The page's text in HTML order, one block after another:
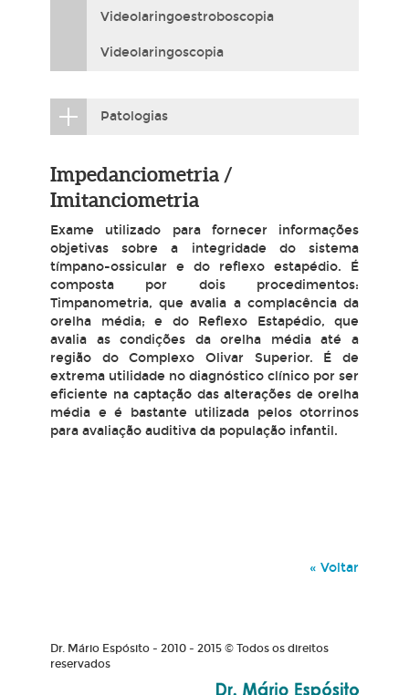
Videolaringoestroboscopia
Videolaringoscopia
Patologias
Impedanciometria /
Imitanciometria
Exame utilizado para fornecer informações
objetivas sobre a integridade do sistema
tímpano-ossicular e do reflexo estapédio. É
composta por dois procedimentos:
Timpanometria, que avalia a complacência da
orelha média; e do Reflexo Estapédio, que
avalia as condições da orelha média até a
região do Complexo Olivar Superior. É de
extrema utilidade no diagnóstico clínico por ser
eficiente na captação das alterações de orelha
média e é bastante utilizada pelos otorrinos
para avaliação auditiva da população infantil.
« Voltar
Dr. Mário Espósito - 2010 - 2015 © Todos os direitos
reservados